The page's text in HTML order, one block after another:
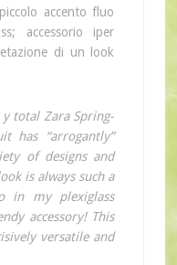
accento fluo
accessorio iper
di un look
total Zara Spring-
has “arrogantly”
of designs and
is always such a
in my plexiglass
accessory! This
versatile and